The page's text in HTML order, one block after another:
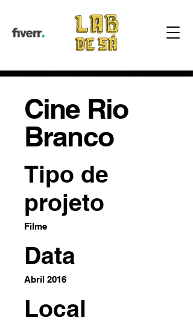
Cine Rio
Branco
Tipo de
projeto
Filme
Data
Abril 2016
Local